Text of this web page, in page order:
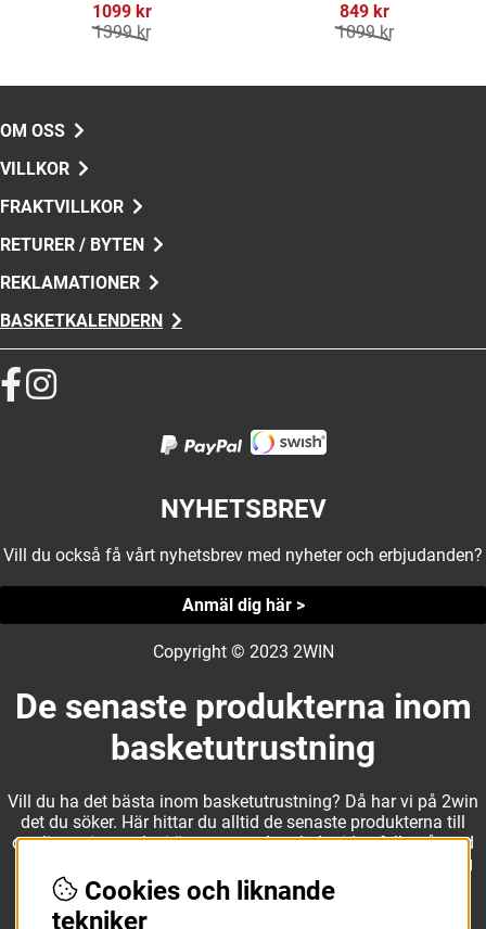
1099 kr
1399 kr
849 kr
1099 kr
OM OSS
VILLKOR
FRAKTVILLKOR
RETURER / BYTEN
REKLAMATIONER
BASKETKALENDERN
NYHETSBREV
Vill du också få vårt nyhetsbrev med nyheter och erbjudanden?
Anmäl dig här >
Copyright © 2023 2WIN
De senaste produkterna inom
basketutrustning
Vill du ha det bästa inom basketutrustning? Då har vi på 2win
det du söker. Här hittar du alltid de senaste produkterna till
otroliga priser, och vi är noga med att hela tiden fylla på med
nyheter i webbshopen. Det gör oss till ett naturligt val för dig
som vill ha utrustning som överträffar alla andra märken.
Cookies och liknande
tekniker